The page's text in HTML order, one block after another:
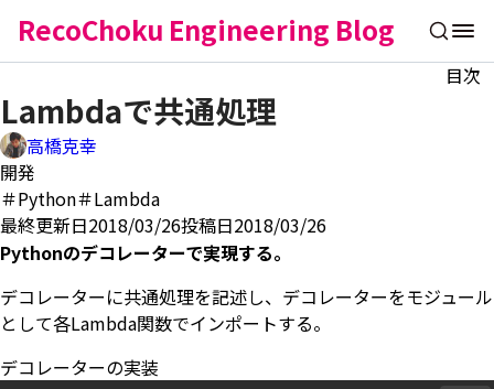
RecoChoku Engineering Blog
目次
Lambdaで共通処理
高橋克幸
開発
＃Python＃Lambda
最終更新日2018/03/26投稿日2018/03/26
Pythonのデコレーターで実現する。
デコレーターに共通処理を記述し、デコレーターをモジュール
として各Lambda関数でインポートする。
デコレーターの実装